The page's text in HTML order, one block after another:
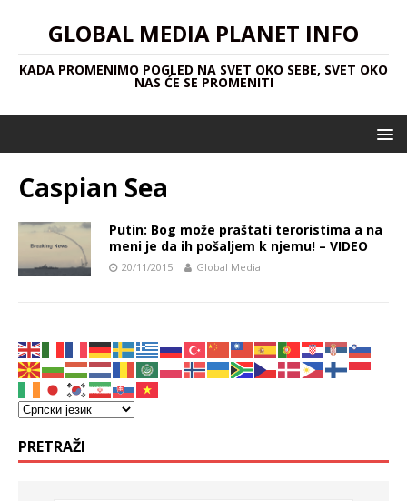
GLOBAL MEDIA PLANET INFO
KADA PROMENIMO POGLED NA SVET OKO SEBE, SVET OKO
NAS ĆE SE PROMENITI
Caspian Sea
Putin: Bog može praštati teroristima a na
meni je da ih pošaljem k njemu! – VIDEO
20/11/2015 Global Media
PRETRAŽI